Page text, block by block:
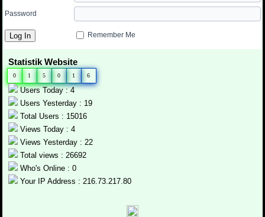
Password
Remember Me
Statistik Website
0 1 5 0 1 6
Users Today : 4
Users Yesterday : 19
Total Users : 15016
Views Today : 4
Views Yesterday : 22
Total views : 26692
Who's Online : 0
Your IP Address : 216.73.217.80